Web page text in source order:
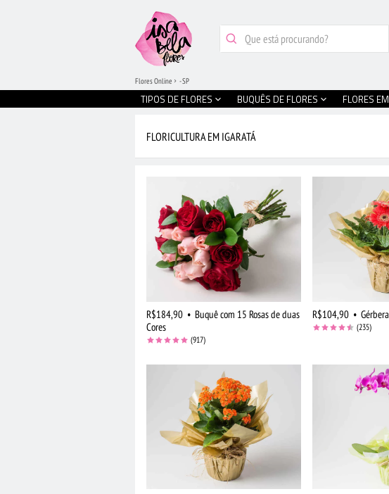
TIPOS DE FLORES BUQUÊS DE FLORES FLORES
Flores Online - SP
FLORICULTURA EM IGARATÁ
R$184,90 • Buquê com 15 Rosas de duas
Cores
(917)
R$104,90 •
(235)